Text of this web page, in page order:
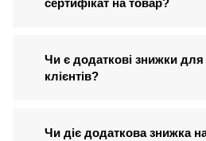
сертифікат на товар?
Чи є додаткові знижки для
клієнтів?
Чи діє додаткова знижка